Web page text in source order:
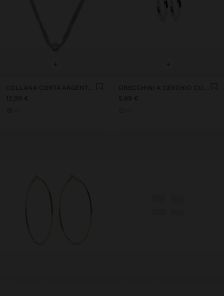
+
COLLANA CORTA ARGENTATA
12,99 €
+
ORECCHINI A CERCHIO CORTI ARGENTATI
5,99 €